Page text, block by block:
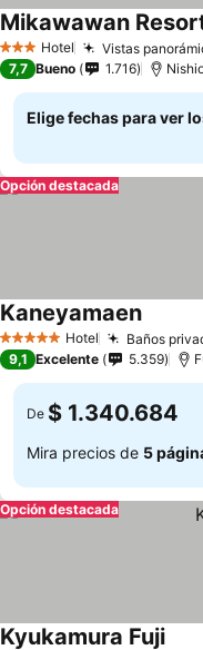
3 Estrellas
Hotel Vistas
Mikawawan
7,7 Bueno 1.716
Elige fechas para ver
Opción destacada
5 Estrellas Hotel Baños
KaneyamaenVer
9,1 Excelente 5.359
De $ 1.340.684
Mira precios de 5
Opción destacada
Kyukamura Fuji